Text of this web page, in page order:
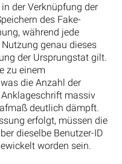
der Verknüpfung der
des Fake-
während jede
genau dieses
der Ursprungstat gilt.
zu einem
die Anzahl der
massiv
deutlich dämpft.
erfolgt, müssen die
dieselbe Benutzer-ID
worden sein.